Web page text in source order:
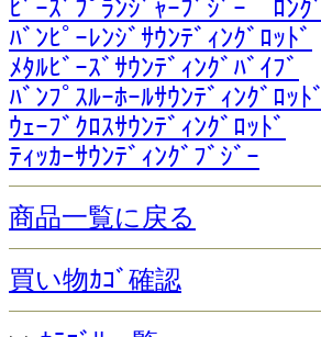
ﾋﾞｰｽﾞﾌﾟﾗﾝｼﾞｬｰﾌﾞｼﾞｰ ﾛﾝｸﾞ
ﾊﾞﾝﾋﾟｰﾚﾝｼﾞｻｳﾝﾃﾞｨﾝｸﾞﾛｯﾄﾞ
ﾒﾀﾙﾋﾞｰｽﾞｻｳﾝﾃﾞｨﾝｸﾞﾊﾞｲﾌﾞ
ﾊﾞﾝﾌﾟｽﾙｰﾎｰﾙｻｳﾝﾃﾞｨﾝｸﾞﾛｯﾄﾞ
ｳｪｰﾌﾞｸﾛｽｻｳﾝﾃﾞｨﾝｸﾞﾛｯﾄﾞ
ﾃｨｯｶｰｻｳﾝﾃﾞｨﾝｸﾞﾌﾞｼﾞｰ
商品一覧に戻る
買い物ｶｺﾞ確認